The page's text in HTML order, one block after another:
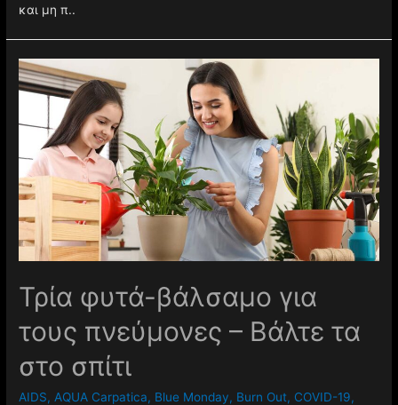
και μη π..
Τρία φυτά-βάλσαμο για
τους πνεύμονες – Βάλτε τα
στο σπίτι
AIDS, AQUA Carpatica, Blue Monday, Burn Out, COVID-19,